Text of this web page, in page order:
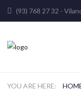
(93) 768 27 32 -